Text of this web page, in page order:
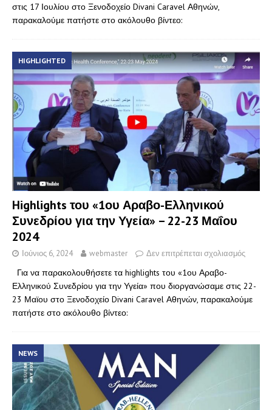
στις 17 Ιουλίου στο Ξενοδοχείο Divani Caravel Αθηνών,
παρακαλούμε πατήστε στο ακόλουθο βίντεο:
HIGHLIGHTED
Highlights του «1ου Αραβο-Ελληνικού
Συνεδρίου για την Υγεία» – 22-23 Μαΐου
2024
Ιούνιος 6, 2024 webmaster Δεν επιτρέπεται σχολιασμός
Για να παρακολουθήσετε τα highlights του «1ου Αραβο-
Ελληνικού Συνεδρίου για την Υγεία» που διοργανώσαμε στις 22-
23 Μαϊου στο Ξενοδοχείο Divani Caravel Αθηνών, παρακαλούμε
πατήστε στο ακόλουθο βίντεο:
NEWS